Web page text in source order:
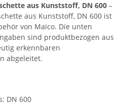
aus Kunststoff, DN 600 –
aus Kunststoff, DN 600 ist
von Maico. Die unten
sind produktbezogen aus
erkennbaren
abgeleitet.
DN 600